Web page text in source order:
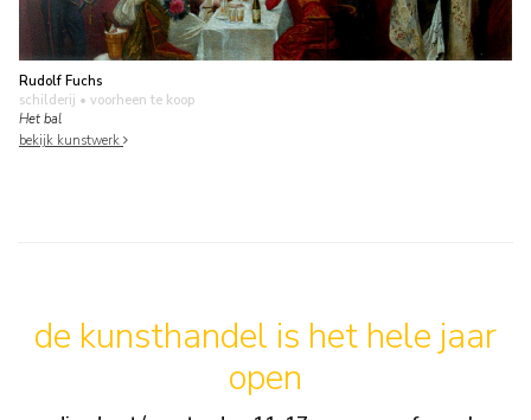
Rudolf Fuchs
schilderij • voorheen te koop
Het bal
bekijk kunstwerk
de kunsthandel is het hele jaar
open